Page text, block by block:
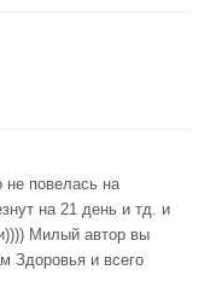
повелась на
на 21 день и тд. и
Милый автор вы
Здоровья и всего